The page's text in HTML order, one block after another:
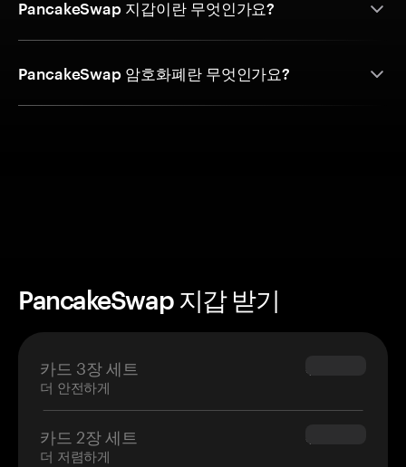
PancakeSwap 지갑이란 무엇인가요?
PancakeSwap 암호화폐란 무엇인가요?
PancakeSwap 지갑 받기
카드 3장 세트
더 안전하게
$69.90
카드 2장 세트
더 저렴하게
$54.90